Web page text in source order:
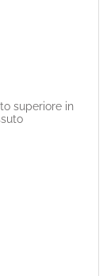
superiore in